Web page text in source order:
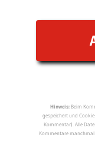
Hinweis:Beim
gespeichert und
Kommentar). Alle
Kommentare